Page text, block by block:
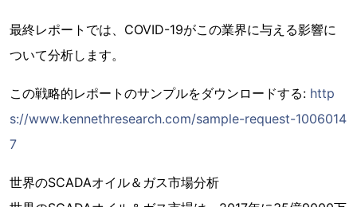
最終レポートでは、COVID-19がこの業界に与える影響に
ついて分析します。
この戦略的レポートのサンプルをダウンロードする: http
s://www.kennethresearch.com/sample-request-1006014
7
世界のSCADAオイル＆ガス市場分析